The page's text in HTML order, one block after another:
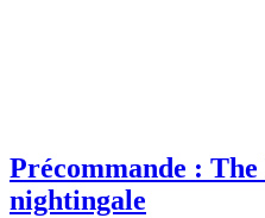
Précommande :
nightingale